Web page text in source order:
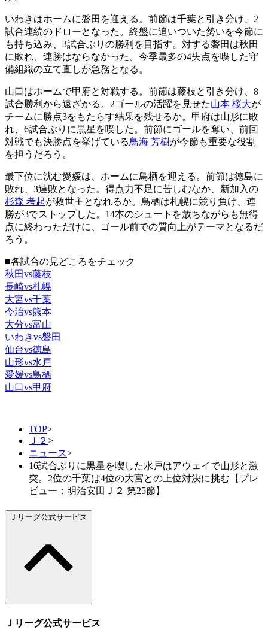
いわきはホームに磐田を迎える。前節は千葉と引き分け、2
試合連続のドローとなった。終盤に追いついた勢いを今節に
も持ち込み、3試合ぶりの勝利を目指す。対する磐田は秋田
に敗れ、連勝はならなかった。今季最多の4失点を喫した守
備組織の立て直しが急務となる。
山口はホームで甲府と対戦する。前節は藤枝と引き分け、8
試合勝利から遠ざかる。2ゴールの活躍を見せた山本 桜大が
チームに勝点3をもたらす結果を残せるか。甲府は山形に敗
れ、6試合ぶりに黒星を喫した。前節にゴールを奪い、前回
対戦でも決勝点を挙げている鳥海 芳樹が今節も重要な役割
を担うだろう。
最下位に沈む愛媛は、ホームに鳥栖を迎える。前節は徳島に
敗れ、3連敗となった。得点力不足に苦しむなか、新加入の
杉森 考起が救世主となれるか。鳥栖は札幌に競り負け、連
勝が3でストップした。14本のシュートを放ちながらも無得
点に終わっただけに、ゴール前での質向上がテーマとなるだ
ろう。
■各試合の見どころをチェック
秋田vs藤枝
長崎vs札幌
大宮vs千葉
今治vs熊本
大分vs富山
いわきvs磐田
仙台vs徳島
山形vs水戸
愛媛vs鳥栖
山口vs甲府
TOP>
Ｊ２ >
ニュース>
16試合ぶりに黒星を喫した水戸はアウェイで山形と激
突。2位の千葉は4位の大宮との上位対決に挑む【プレ
ビュー：明治安田Ｊ２ 第25節】
Ｊリーグ公式サービス
Ｊリーグ公式サービス